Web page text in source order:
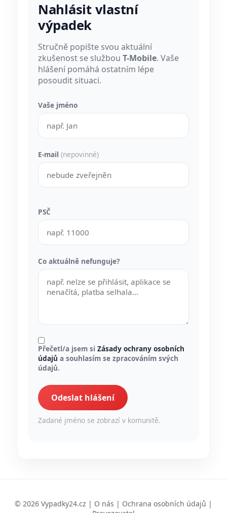
Nahlásit vlastní
výpadek
Stručně popište svou aktuální
zkušenost se službou T-Mobile. Vaše
hlášení pomáhá ostatním lépe
posoudit situaci.
Vaše jméno
E-mail (nepovinné)
PSČ
Co aktuálně nefunguje?
Přečetl/a jsem si Zásady ochrany osobních
údajů a souhlasím se zpracováním svých
údajů.
Odeslat hlášení
Zadané jméno se zobrazí v komunitě.
© 2026 Vypadky24.cz | O nás | Ochrana osobních údajů |